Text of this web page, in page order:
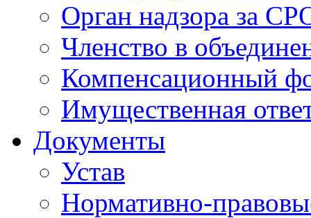
Орган надзора за
Членство в
Компенсационный
Имущественная
Документы
Устав
Нормативно-